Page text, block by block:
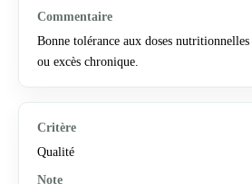
Bonne tolérance aux doses
ou excès chronique.
Qualité